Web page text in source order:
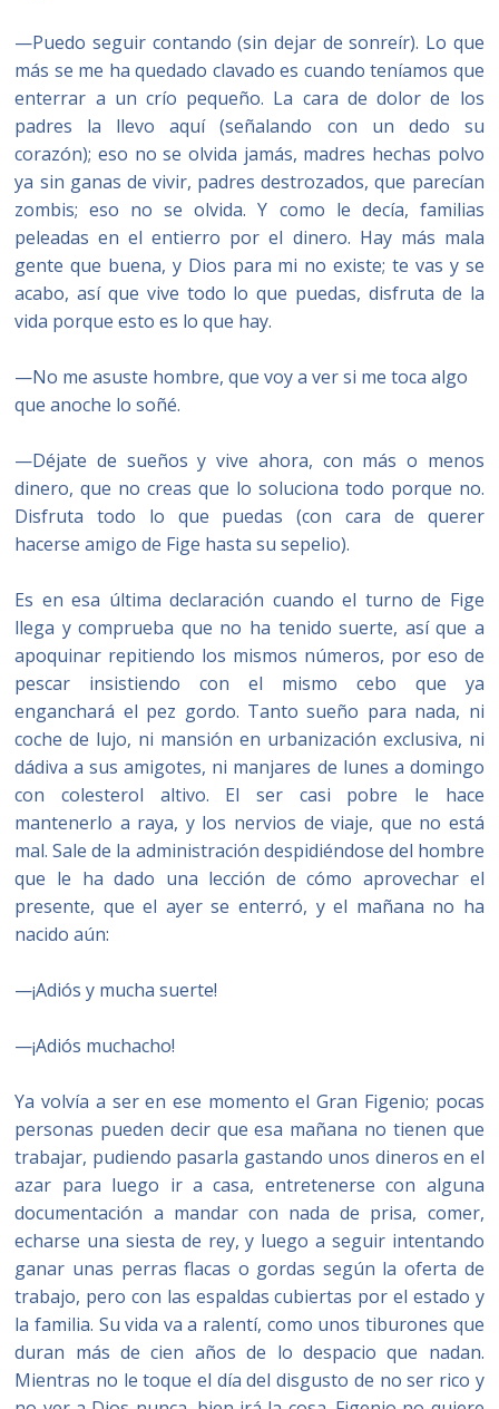
—Puedo seguir contando (sin dejar de sonreír). Lo que
más se me ha quedado clavado es cuando teníamos que
enterrar a un crío pequeño. La cara de dolor de los
padres la llevo aquí (señalando con un dedo su
corazón); eso no se olvida jamás, madres hechas polvo
ya sin ganas de vivir, padres destrozados, que parecían
zombis; eso no se olvida. Y como le decía, familias
peleadas en el entierro por el dinero. Hay más mala
gente que buena, y Dios para mi no existe; te vas y se
acabo, así que vive todo lo que puedas, disfruta de la
vida porque esto es lo que hay.
—No me asuste hombre, que voy a ver si me toca algo
que anoche lo soñé.
—Déjate de sueños y vive ahora, con más o menos
dinero, que no creas que lo soluciona todo porque no.
Disfruta todo lo que puedas (con cara de querer
hacerse amigo de Fige hasta su sepelio).
Es en esa última declaración cuando el turno de Fige
llega y comprueba que no ha tenido suerte, así que a
apoquinar repitiendo los mismos números, por eso de
pescar insistiendo con el mismo cebo que ya
enganchará el pez gordo. Tanto sueño para nada, ni
coche de lujo, ni mansión en urbanización exclusiva, ni
dádiva a sus amigotes, ni manjares de lunes a domingo
con colesterol altivo. El ser casi pobre le hace
mantenerlo a raya, y los nervios de viaje, que no está
mal. Sale de la administración despidiéndose del hombre
que le ha dado una lección de cómo aprovechar el
presente, que el ayer se enterró, y el mañana no ha
nacido aún:
—¡Adiós y mucha suerte!
—¡Adiós muchacho!
Ya volvía a ser en ese momento el Gran Figenio; pocas
personas pueden decir que esa mañana no tienen que
trabajar, pudiendo pasarla gastando unos dineros en el
azar para luego ir a casa, entretenerse con alguna
documentación a mandar con nada de prisa, comer,
echarse una siesta de rey, y luego a seguir intentando
ganar unas perras flacas o gordas según la oferta de
trabajo, pero con las espaldas cubiertas por el estado y
la familia. Su vida va a ralentí, como unos tiburones que
duran más de cien años de lo despacio que nadan.
Mientras no le toque el día del disgusto de no ser rico y